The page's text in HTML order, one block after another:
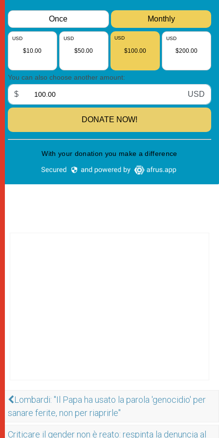
Lombardi: "Il Papa ha usato la parola 'genocidio' per
sanare ferite, non per riaprirle"
Criticare il gender non è reato: respinta la denuncia al